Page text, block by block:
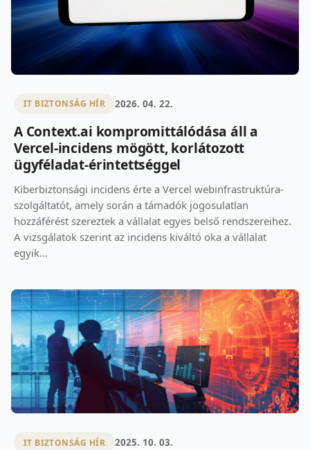
IT BIZTONSÁG HÍR 2026. 04. 22.
A Context.ai kompromittálódása áll a
Vercel-incidens mögött, korlátozott
ügyféladat-érintettséggel
Kiberbiztonsági incidens érte a Vercel webinfrastruktúra-
szolgáltatót, amely során a támadók jogosulatlan
hozzáférést szereztek a vállalat egyes belső rendszereihez.
A vizsgálatok szerint az incidens kiváltó oka a vállalat
egyik...
IT BIZTONSÁG HÍR 2025. 10. 03.